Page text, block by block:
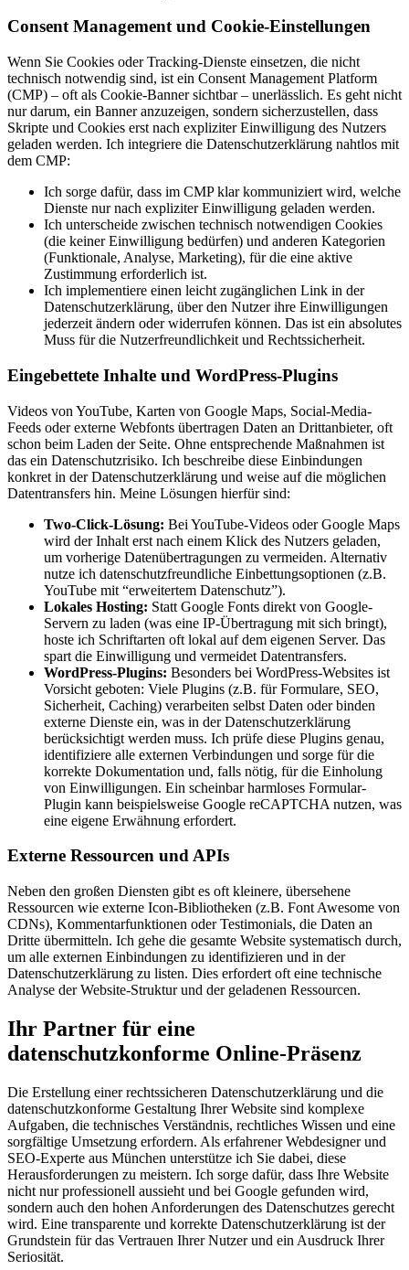
Consent Management und Cookie-Einstellungen
Wenn Sie Cookies oder Tracking-Dienste einsetzen, die nicht
technisch notwendig sind, ist ein Consent Management Platform
(CMP) – oft als Cookie-Banner sichtbar – unerlässlich. Es geht nicht
nur darum, ein Banner anzuzeigen, sondern sicherzustellen, dass
Skripte und Cookies erst nach expliziter Einwilligung des Nutzers
geladen werden. Ich integriere die Datenschutzerklärung nahtlos mit
dem CMP:
Ich sorge dafür, dass im CMP klar kommuniziert wird, welche
Dienste nur nach expliziter Einwilligung geladen werden.
Ich unterscheide zwischen technisch notwendigen Cookies
(die keiner Einwilligung bedürfen) und anderen Kategorien
(Funktionale, Analyse, Marketing), für die eine aktive
Zustimmung erforderlich ist.
Ich implementiere einen leicht zugänglichen Link in der
Datenschutzerklärung, über den Nutzer ihre Einwilligungen
jederzeit ändern oder widerrufen können. Das ist ein absolutes
Muss für die Nutzerfreundlichkeit und Rechtssicherheit.
Eingebettete Inhalte und WordPress-Plugins
Videos von YouTube, Karten von Google Maps, Social-Media-
Feeds oder externe Webfonts übertragen Daten an Drittanbieter, oft
schon beim Laden der Seite. Ohne entsprechende Maßnahmen ist
das ein Datenschutzrisiko. Ich beschreibe diese Einbindungen
konkret in der Datenschutzerklärung und weise auf die möglichen
Datentransfers hin. Meine Lösungen hierfür sind:
Two-Click-Lösung: Bei YouTube-Videos oder Google Maps
wird der Inhalt erst nach einem Klick des Nutzers geladen,
um vorherige Datenübertragungen zu vermeiden. Alternativ
nutze ich datenschutzfreundliche Einbettungsoptionen (z.B.
YouTube mit “erweitertem Datenschutz”).
Lokales Hosting: Statt Google Fonts direkt von Google-
Servern zu laden (was eine IP-Übertragung mit sich bringt),
hoste ich Schriftarten oft lokal auf dem eigenen Server. Das
spart die Einwilligung und vermeidet Datentransfers.
WordPress-Plugins: Besonders bei WordPress-Websites ist
Vorsicht geboten: Viele Plugins (z.B. für Formulare, SEO,
Sicherheit, Caching) verarbeiten selbst Daten oder binden
externe Dienste ein, was in der Datenschutzerklärung
berücksichtigt werden muss. Ich prüfe diese Plugins genau,
identifiziere alle externen Verbindungen und sorge für die
korrekte Dokumentation und, falls nötig, für die Einholung
von Einwilligungen. Ein scheinbar harmloses Formular-
Plugin kann beispielsweise Google reCAPTCHA nutzen, was
eine eigene Erwähnung erfordert.
Externe Ressourcen und APIs
Neben den großen Diensten gibt es oft kleinere, übersehene
Ressourcen wie externe Icon-Bibliotheken (z.B. Font Awesome von
CDNs), Kommentarfunktionen oder Testimonials, die Daten an
Dritte übermitteln. Ich gehe die gesamte Website systematisch durch,
um alle externen Einbindungen zu identifizieren und in der
Datenschutzerklärung zu listen. Dies erfordert oft eine technische
Analyse der Website-Struktur und der geladenen Ressourcen.
Ihr Partner für eine
datenschutzkonforme Online-Präsenz
Die Erstellung einer rechtssicheren Datenschutzerklärung und die
datenschutzkonforme Gestaltung Ihrer Website sind komplexe
Aufgaben, die technisches Verständnis, rechtliches Wissen und eine
sorgfältige Umsetzung erfordern. Als erfahrener Webdesigner und
SEO-Experte aus München unterstütze ich Sie dabei, diese
Herausforderungen zu meistern. Ich sorge dafür, dass Ihre Website
nicht nur professionell aussieht und bei Google gefunden wird,
sondern auch den hohen Anforderungen des Datenschutzes gerecht
wird. Eine transparente und korrekte Datenschutzerklärung ist der
Grundstein für das Vertrauen Ihrer Nutzer und ein Ausdruck Ihrer
Seriosität.